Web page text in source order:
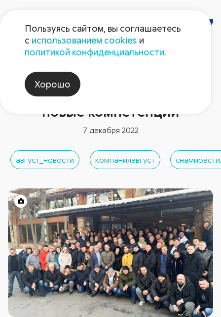
Новости компании
Семинар технологов
«Августа»: обмен опытом,
новые компетенции
7 декабря 2022
август_новости компанияавгуст
Пользуясь сайтом, вы соглашаетесь
с использованием cookies и
политикой конфиденциальности.
Хорошо